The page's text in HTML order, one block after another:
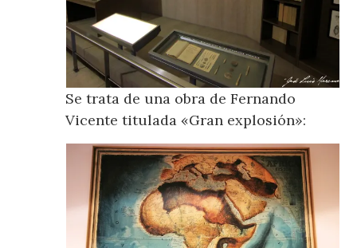
Se trata de una obra de Fernando
Vicente titulada «Gran explosión»: